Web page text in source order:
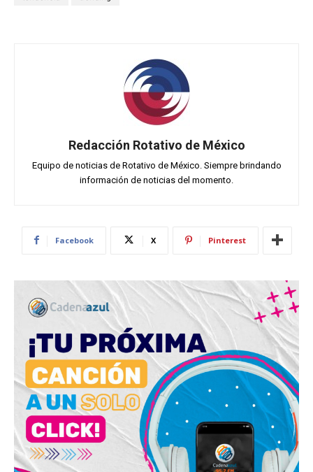
Redacción Rotativo de México
Equipo de noticias de Rotativo de México. Siempre brindando
información de noticias del momento.
Facebook X Pinterest